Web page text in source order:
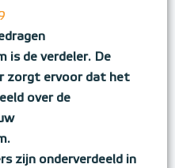
is de verdeler. De
zorgt ervoor dat het
over de
zijn onderverdeeld in